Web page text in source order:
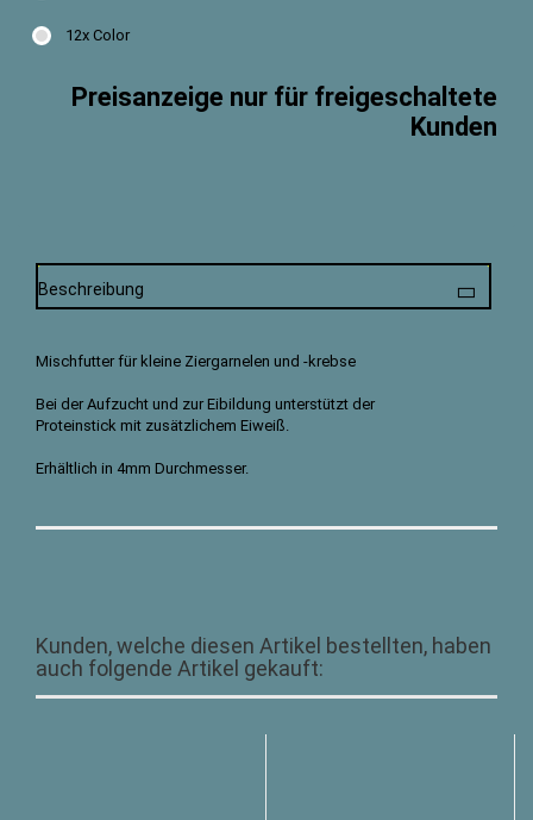
12x Color
Preisanzeige nur für freigeschaltete
Kunden
Beschreibung
Mischfutter für kleine Ziergarnelen und -krebse
Bei der Aufzucht und zur Eibildung unterstützt der
Proteinstick mit zusätzlichem Eiweiß.
Erhältlich in 4mm Durchmesser.
Kunden, welche diesen Artikel bestellten, haben
auch folgende Artikel gekauft: